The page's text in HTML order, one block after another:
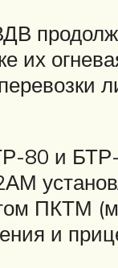
их
80 и
ПКТМ
и